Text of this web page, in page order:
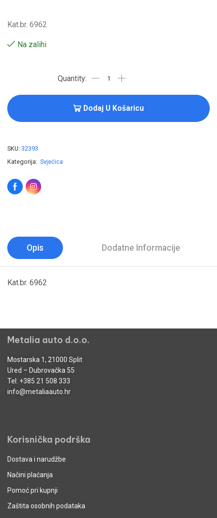
Kat.br. 6962
Na zalihi
Dodaj U Košaricu
SKU: 32393
Kategorija: Svjećica
Opis Dodatne Informacije
Kat.br. 6962
Metalia auto d.o.o.
Mostarska 1, 21000 Split
Ured – Dubrovačka 55
Tel: +385 21 508 333
info@metaliaauto.hr
Korisnička podrška
Dostava i narudžbe
Načini plaćanja
Pomoć pri kupnji
Zaštita osobnih podataka